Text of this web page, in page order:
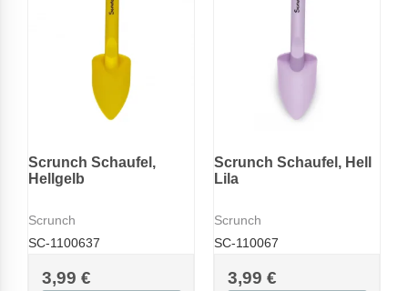
Scrunch Schaufel,
Hellgelb
Scrunch
SC-1100637
3,99 €
Scrunch Schaufel, Hell
Lila
Scrunch
SC-110067
3,99 €